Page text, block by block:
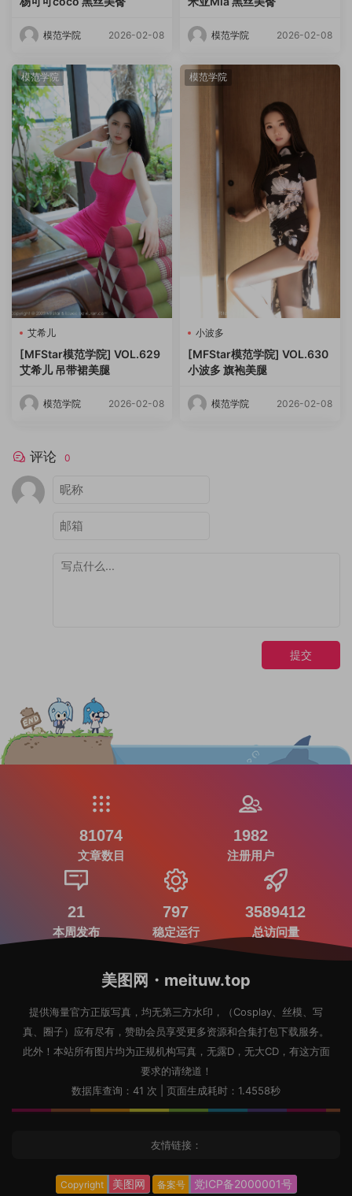
模范学院 2026-02-08 模范学院 2026-02-08
模范学院
艾希儿
[MFStar模范学院] VOL.629
艾希儿 吊带裙美腿
模范学院 2026-02-08
模范学院
小波多
[MFStar模范学院] VOL.630
小波多 旗袍美腿
模范学院 2026-02-08
评论 0
提交
81074
文章数目
1982
注册用户
21
本周发布
797
稳定运行
3589412
总访问量
美图网・meituw.top
提供海量官方正版写真，均无第三方水印，（Cosplay、丝模、写
真、圈子）应有尽有，赞助会员享受更多资源和合集打包下载服务。
此外！本站所有图片均为正规机构写真，无露D，无大CD，有这方面
要求的请绕道！
数据库查询：41 次 | 页面生成耗时：1.4558秒
友情链接：
Copyright 美图网 备案号 党ICP备2000001号